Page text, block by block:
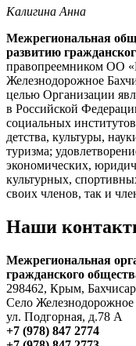
Калигина Анна
Межрегиональная
развитию
правопреемником ОО
Железнодорожное
целью Организации
в Российской
социальных
детства, культуры,
туризма;
экономических,
культурных,
своих членов, так и
Наши
Межрегиональная
гражданского
298462, Крым,
Село Железнодорожное
ул. Подгорная, д.78 А
+7 (978) 847 2774